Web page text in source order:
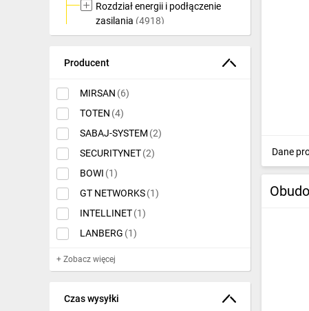
Dom i ogród
Klimatyzacja
IT, GSM
Odzież ochronna i BHP
Inne
Budowa i Remont
Elektronika
Smart home
Rozdział energii i podłączenie
zasilania (4918)
pomiarowe
rozdzielnic
Szafy rack(852)
Wsporniki
Organizery (80)
Panele krosownicze
Półki
Panele światłowodowe
Producent
MIRSAN (6)
TOTEN (4)
SABAJ-SYSTEM (2)
SECURITYNET(2)
BOWI (1)
GT NETWORKS(1)
INTELLINET(1)
LANBERG (1)
+ Zobacz więcej
Czas wysyłki
Dane